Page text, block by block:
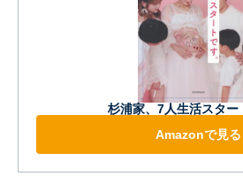
杉浦家、7人生活スター
Amazonで見る